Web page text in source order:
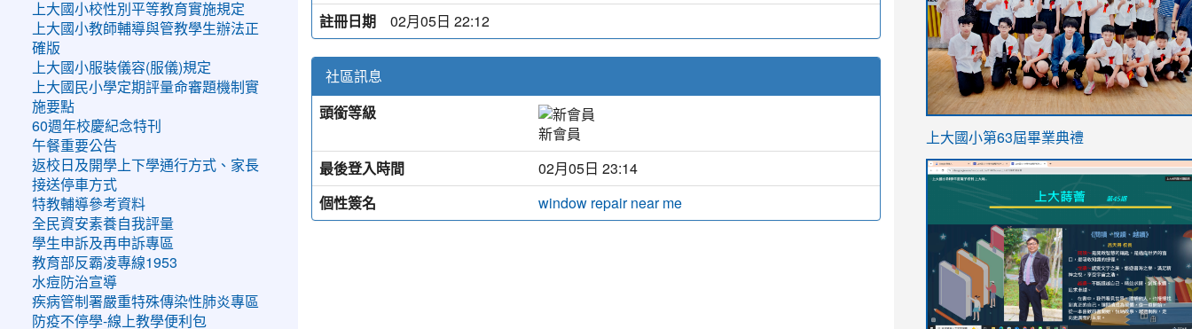
註冊日期
02月05日 22:12
社區訊息
頭銜等級
新會員
最後登入時間
02月05日 23:14
個性簽名
window repair near me
上大國小校性別平等教育實施規定
上大國小教師輔導與管教學生辦法正
確版
上大國小服裝儀容(服儀)規定
上大國民小學定期評量命審題機制實
施要點
60週年校慶紀念特刊
午餐重要公告
返校日及開學上下學通行方式、家長
接送停車方式
特教輔導參考資料
全民資安素養自我評量
學生申訴及再申訴專區
教育部反霸凌專線1953
水痘防治宣導
疾病管制署嚴重特殊傳染性肺炎專區
防疫不停學-線上教學便利包
link
https://sites.google.com/stes.tyc.edu.tw/
上大國小第63屆畢業典禮
link